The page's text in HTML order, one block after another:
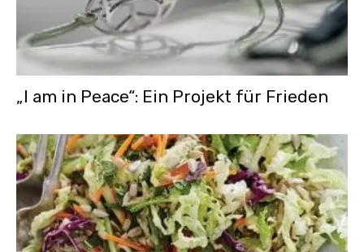
„I am in Peace“: Ein Projekt für Frieden